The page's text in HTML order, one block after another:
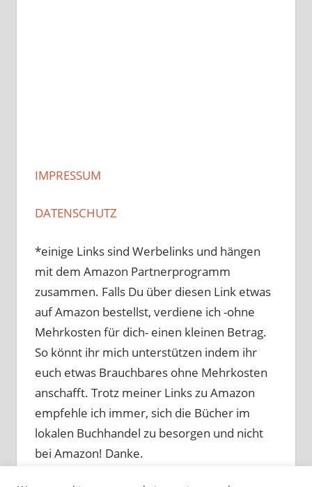
IMPRESSUM
DATENSCHUTZ
*einige Links sind Werbelinks und hängen
mit dem Amazon Partnerprogramm
zusammen. Falls Du über diesen Link etwas
auf Amazon bestellst, verdiene ich -ohne
Mehrkosten für dich- einen kleinen Betrag.
So könnt ihr mich unterstützen indem ihr
euch etwas Brauchbares ohne Mehrkosten
anschafft. Trotz meiner Links zu Amazon
empfehle ich immer, sich die Bücher im
lokalen Buchhandel zu besorgen und nicht
bei Amazon! Danke.